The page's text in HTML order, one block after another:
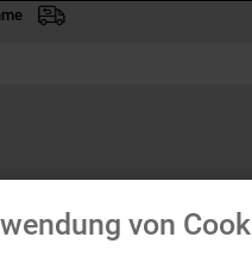
von